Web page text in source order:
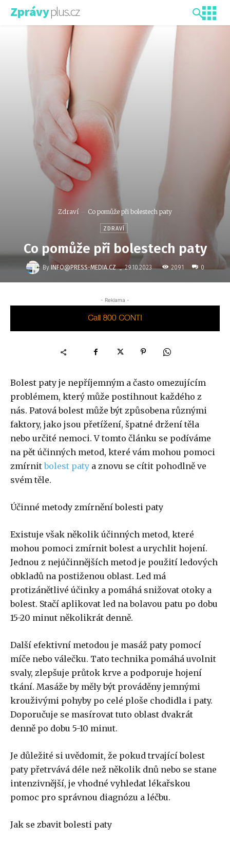
Zprávyplus.cz
Zdraví Co pomůže při bolestech paty
ZDRAVÍ
Co pomůže při bolestech paty
By INFO@PRESS-MEDIA.CZ - 29.10.2023 2091 0
- Reklama -
Bolest paty je nepříjemným a často omezujícím
problémem, který může postihnout každého z
nás. Patová bolest může být způsobena různými
faktory, jako jsou přetížení, špatné držení těla
nebo určité nemoci. V tomto článku se podíváme
na pět účinných metod, které vám mohou pomoci
zmírnitbolest paty a znovu se cítit pohodlně ve
svém těle.
Účinné metody zmírnění bolesti paty
Existuje však několik účinných metod, které
mohou pomoci zmírnit bolest a urychlit hojení.
Jednou z nejúčinnějších metod je použití ledových
obkladů na postiženou oblast. Led má
protizánětlivé účinky a pomáhá snižovat otoky a
bolest. Stačí aplikovat led na bolavou patu po dobu
15-20 minut několikrát denně.
Další efektivní metodou je masáž paty pomocí
míče nebo válečku. Tato technika pomáhá uvolnit
svaly, zlepšuje průtok krve a podporuje hojení
tkání. Masáže by měly být prováděny jemnými
krouživými pohyby po celé ploše chodidla i paty.
Doporučuje se masírovat tuto oblast dvakrát
denně po dobu 5-10 minut.
Je důležité si uvědomit, že pokud trvající bolest
paty přetrvává déle než několik dnů nebo se stane
intenzivnější, je vhodné vyhledat lékařskou
pomoc pro správnou diagnózu a léčbu.
Jak se zbavit bolesti paty